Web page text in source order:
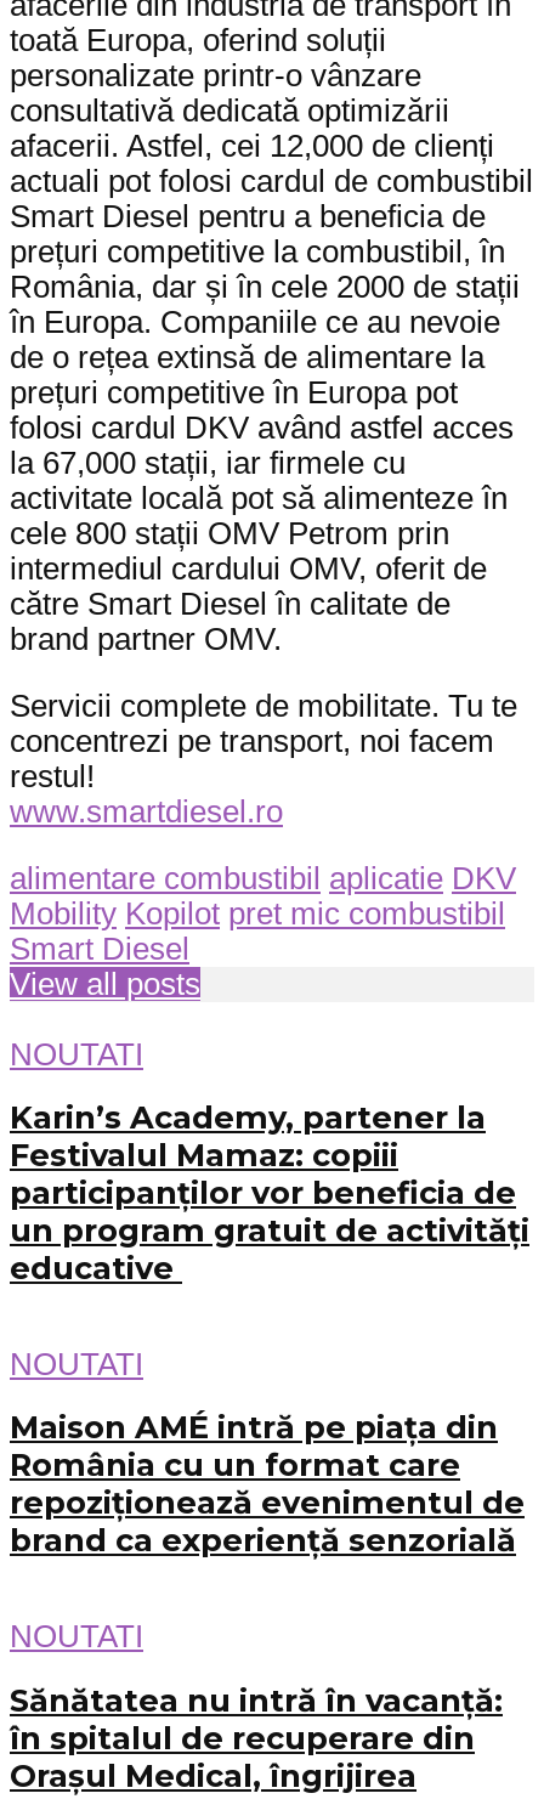
toată Europa, oferind soluții
personalizate printr-o vânzare
consultativă dedicată optimizării
afacerii. Astfel, cei 12,000 de clienți
actuali pot folosi cardul de combustibil
Smart Diesel pentru a beneficia de
prețuri competitive la combustibil, în
România, dar și în cele 2000 de stații
în Europa. Companiile ce au nevoie
de o rețea extinsă de alimentare la
prețuri competitive în Europa pot
folosi cardul DKV având astfel acces
la 67,000 stații, iar firmele cu
activitate locală pot să alimenteze în
cele 800 stații OMV Petrom prin
intermediul cardului OMV, oferit de
către Smart Diesel în calitate de
brand partner OMV.
Servicii complete de mobilitate. Tu te
concentrezi pe transport, noi facem
restul!
www.smartdiesel.ro
alimentare combustibil aplicatie DKV
Mobility Kopilot pret mic combustibil
Smart Diesel
View all posts
NOUTATI
Karin’s Academy, partener la
Festivalul Mamaz: copiii
participanților vor beneficia de
un program gratuit de activități
educative
NOUTATI
Maison AMÉ intră pe piața din
România cu un format care
repoziționează evenimentul de
brand ca experiență senzorială
NOUTATI
Sănătatea nu intră în vacanță:
în spitalul de recuperare din
Orașul Medical, îngrijirea